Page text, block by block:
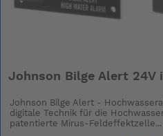
Johnson Bilge Alert
Johnson Bilge Alert -
digitale Technik für die
patentierte Mirus-Feldeffektzelle...